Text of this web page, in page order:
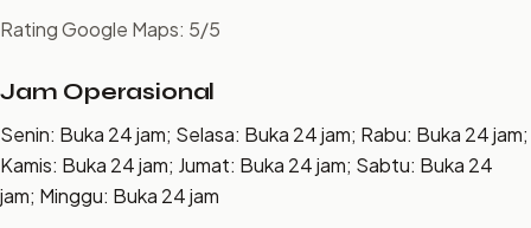
Rating Google Maps: 5/5
Jam Operasional
Senin: Buka 24 jam; Selasa: Buka 24 jam; Rabu: Buka 24 jam;
Kamis: Buka 24 jam; Jumat: Buka 24 jam; Sabtu: Buka 24
jam; Minggu: Buka 24 jam